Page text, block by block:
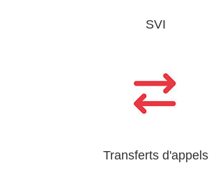
SVI
Transferts d'appels